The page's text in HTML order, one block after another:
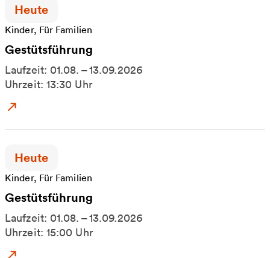
Zeitpunkt der Veranstaltung:
Heute
Kinder, Für Familien
Gestütsführung
Laufzeit: 01.08. – 13.09.2026
Uhrzeit: 13:30 Uhr
Zum Event: Gestütsführung
Zeitpunkt der Veranstaltung:
Heute
Kinder, Für Familien
Gestütsführung
Laufzeit: 01.08. – 13.09.2026
Uhrzeit: 15:00 Uhr
Zum Event: Gestütsführung